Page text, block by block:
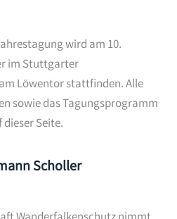
wird am 10.
im Stuttgarter
Löwentor stattfinden. Alle
sowie das Tagungsprogramm
Seite.
Scholler